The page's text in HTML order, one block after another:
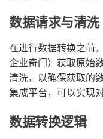
数据请求与清洗
在进行数据转换之前
企业奇门）获取原始
清洗，以确保获取的
集成平台，可以实现
数据转换逻辑